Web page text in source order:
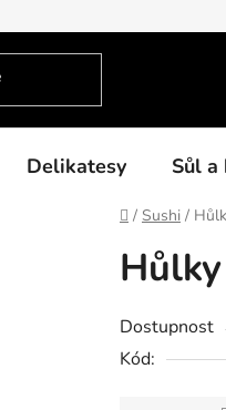
Delikatesy Sůl a
Domů
/ Sushi /
Dostupnost
Kód: